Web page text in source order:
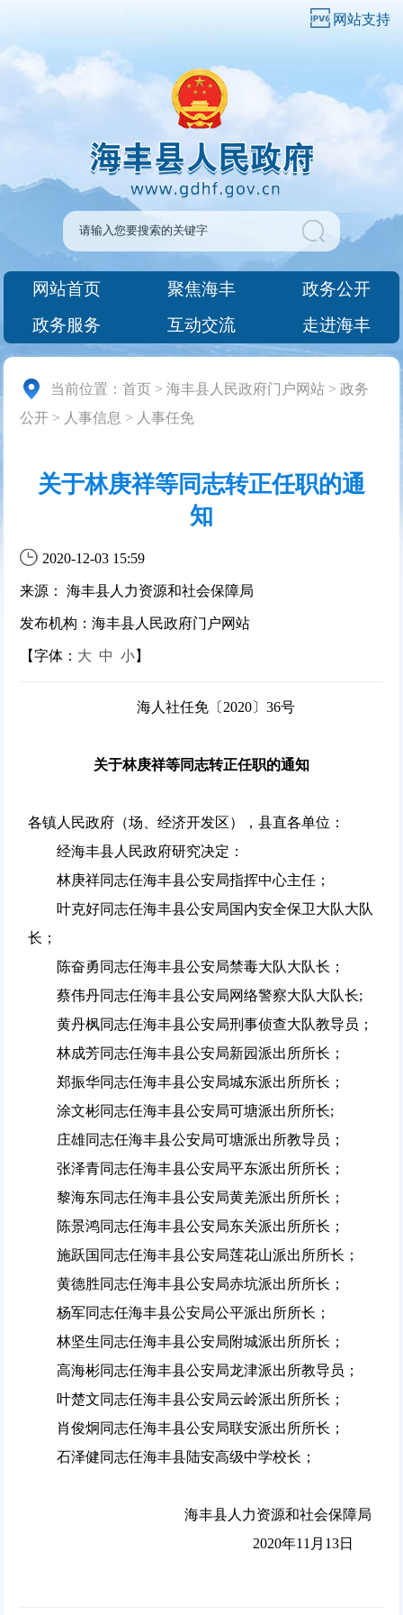
网站支持
网站首页 聚焦海丰
政务公开
政务服务
互动交流 走进海丰
当前位置：首页 >海丰县人民政府门户网站 >政务
公开 > 人事信息 > 人事任免
关于林庚祥等同志转正任职的通
知
2020-12-03 15:59
来源： 海丰县人力资源和社会保障局
发布机构：海丰县人民政府门户网站
【字体： 大 中 小】
海人社任免〔2020〕36号
关于林庚祥等同志转正任职的通知
各镇人民政府（场、经济开发区），县直各单位：
经海丰县人民政府研究决定：
林庚祥同志任海丰县公安局指挥中心主任；
叶克好同志任海丰县公安局国内安全保卫大队大队
长；
陈奋勇同志任海丰县公安局禁毒大队大队长；
蔡伟丹同志任海丰县公安局网络警察大队大队长;
黄丹枫同志任海丰县公安局刑事侦查大队教导员；
林成芳同志任海丰县公安局新园派出所所长；
郑振华同志任海丰县公安局城东派出所所长；
涂文彬同志任海丰县公安局可塘派出所所长;
庄雄同志任海丰县公安局可塘派出所教导员；
张泽青同志任海丰县公安局平东派出所所长；
黎海东同志任海丰县公安局黄羌派出所所长；
陈景鸿同志任海丰县公安局东关派出所所长；
施跃国同志任海丰县公安局莲花山派出所所长；
黄德胜同志任海丰县公安局赤坑派出所所长；
杨军同志任海丰县公安局公平派出所所长；
林坚生同志任海丰县公安局附城派出所所长；
高海彬同志任海丰县公安局龙津派出所教导员；
叶楚文同志任海丰县公安局云岭派出所所长；
肖俊炯同志任海丰县公安局联安派出所所长；
石泽健同志任海丰县陆安高级中学校长；
海丰县人力资源和社会保障局
2020年11月13日